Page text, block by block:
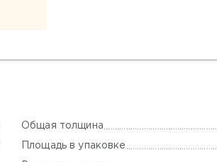
Общая толщина
Площадь в упаковке